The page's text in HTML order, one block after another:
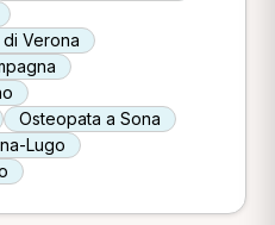
Verona
Osteopata a Sona
Lugo